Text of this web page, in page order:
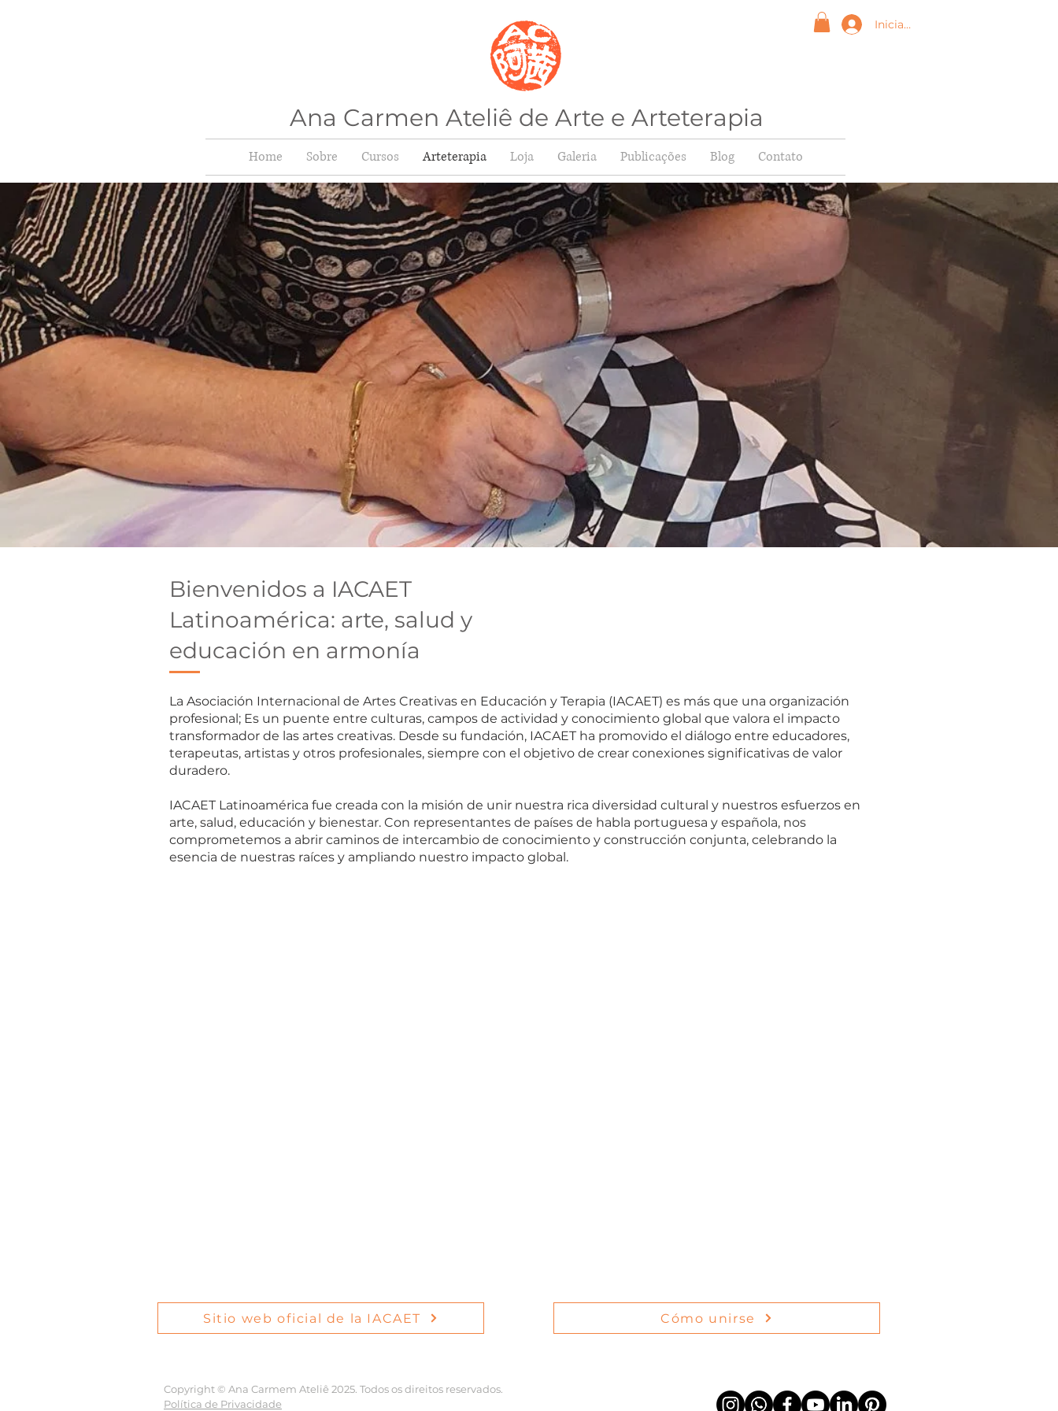
Iniciar sesión
Ana Carmen Ateliê de Arte e Arteterapia
Home Sobre Cursos Arteterapia Loja Galeria Publicações Blog Contato
Bienvenidos a IACAET
Latinoamérica: arte, salud y
educación en armonía
La Asociación Internacional de Artes Creativas en Educación y Terapia (IACAET) es más que una organización
profesional; Es un puente entre culturas, campos de actividad y conocimiento global que valora el impacto
transformador de las artes creativas. Desde su fundación, IACAET ha promovido el diálogo entre educadores,
terapeutas, artistas y otros profesionales, siempre con el objetivo de crear conexiones significativas de valor
duradero.
IACAET Latinoamérica fue creada con la misión de unir nuestra rica diversidad cultural y nuestros esfuerzos en
arte, salud, educación y bienestar. Con representantes de países de habla portuguesa y española, nos
comprometemos a abrir caminos de intercambio de conocimiento y construcción conjunta, celebrando la
esencia de nuestras raíces y ampliando nuestro impacto global.
Sitio web oficial de la IACAET Cómo unirse
Copyright © Ana Carmem Ateliê 2025. Todos os direitos reservados.
Política de Privacidade